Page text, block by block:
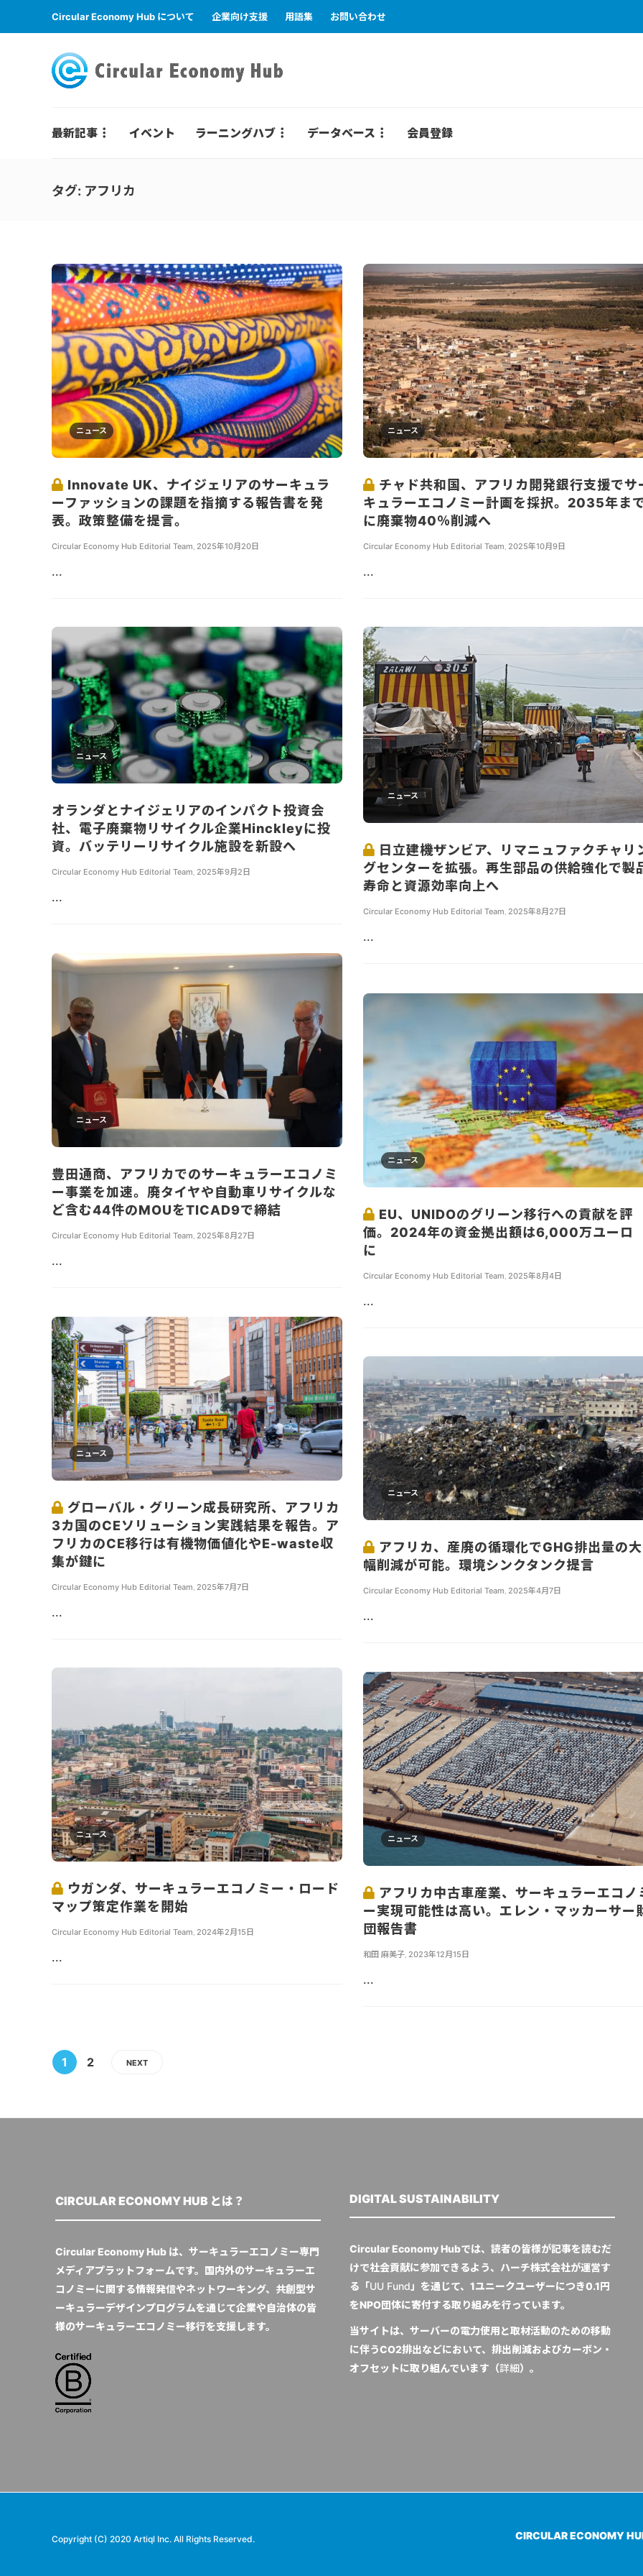
Circular Economy Hub について 企業向け支援 用語集 お問い合わせ
最新記事 イベント ラーニングハブ データベース 会員登録
タグ: アフリカ
ニュース
Innovate UK、ナイジェリアのサーキュラ
ーファッションの課題を指摘する報告書を発
表。政策整備を提言。
Circular Economy Hub Editorial Team 2025年10月20日
...
ニュース
チャド共和国、アフリカ開発銀行支援でサ
キュラーエコノミー計画を採択。2035年ま
に廃棄物40％削減へ
Circular Economy Hub Editorial Team 2025年10月9日
...
ニュース
オランダとナイジェリアのインパクト投資会
社、電子廃棄物リサイクル企業Hinckleyに投
資。バッテリーリサイクル施設を新設へ
Circular Economy Hub Editorial Team, 2025年9月2日
...
ニュース
日立建機ザンビア、リマニュファクチャリ
グセンターを拡張。再生部品の供給強化で製
寿命と資源効率向上へ
Circular Economy Hub Editorial Team, 2025年8月27日
...
ニュース
豊田通商、アフリカでのサーキュラーエコノミ
ー事業を加速。廃タイヤや自動車リサイクルな
ど含む44件のMOUをTICAD9で締結
Circular Economy Hub Editorial Team 2025年8月27日
...
ニュース
EU、UNIDOのグリーン移行への貢献を評
価。2024年の資金拠出額は6,000万ユーロ
に
Circular Economy Hub Editorial Team 2025年8月4日
...
ニュース
グローバル・グリーン成長研究所、アフリカ
3カ国のCEソリューション実践結果を報告。ア
フリカのCE移行は有機物価値化やE-waste収
集が鍵に
Circular Economy Hub Editorial Team 2025年7月7日
...
ニュース
アフリカ、産廃の循環化でGHG排出量の大
幅削減が可能。環境シンクタンク提言
Circular Economy Hub Editorial Team 2025年4月7日
...
ニュース
ウガンダ、サーキュラーエコノミー・ロード
マップ策定作業を開始
Circular Economy Hub Editorial Team 2024年2月15日
...
ニュース
アフリカ中古車産業、サーキュラーエコノ
ー実現可能性は高い。エレン・マッカーサー
団報告書
和田 麻美子 2023年12月15日
...
1 2 NEXT
CIRCULAR ECONOMY HUB とは？
Circular Economy Hub は、サーキュラーエコノミー専門
メディアプラットフォームです。国内外のサーキュラーエ
コノミーに関する情報発信やネットワーキング、共創型サ
ーキュラーデザインプログラムを通じて企業や自治体の皆
様のサーキュラーエコノミー移行を支援します。
DIGITAL SUSTAINABILITY
Circular Economy Hubでは、読者の皆様が記事を読むだ
けで社会貢献に参加できるよう、ハーチ株式会社が運営す
る「UU Fund 」を通じて、1ユニークユーザーにつき0.1円
をNPO団体に寄付する取り組みを行っています。
当サイトは、サーバーの電力使用と取材活動のための移動
に伴うCO2排出などにおいて、排出削減およびカーボン・
オフセットに取り組んでいます（詳細）。
Copyright (C) 2020 Artiql Inc. All Rights Reserved. CIRCULAR ECONOMY